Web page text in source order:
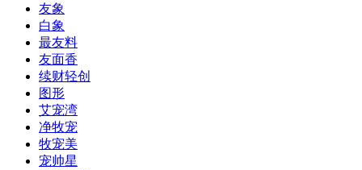
友象
白象
最友料
友面香
续财轻创
图形
艾宠湾
净牧宠
牧宠美
宠帅星